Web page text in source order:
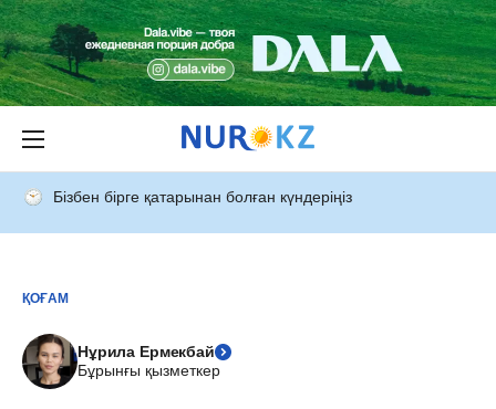
Бізбен бірге қатарынан болған күндеріңіз
ҚОҒАМ
Нұрила Ермекбай
Бұрынғы қызметкер